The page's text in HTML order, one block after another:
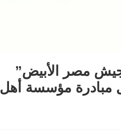
مصر الأبيض”
مبادرة مؤسسة أهل